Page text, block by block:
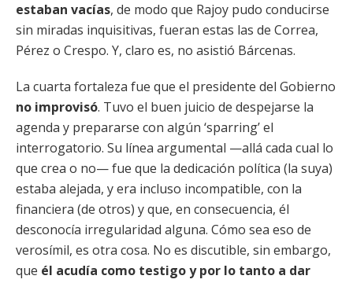
estaban vacías, de modo que Rajoy pudo conducirse
sin miradas inquisitivas, fueran estas las de Correa,
Pérez o Crespo. Y, claro es, no asistió Bárcenas.
La cuarta fortaleza fue que el presidente del Gobierno
no improvisó. Tuvo el buen juicio de despejarse la
agenda y prepararse con algún ‘sparring’ el
interrogatorio. Su línea argumental —allá cada cual lo
que crea o no— fue que la dedicación política (la suya)
estaba alejada, y era incluso incompatible, con la
financiera (de otros) y que, en consecuencia, él
desconocía irregularidad alguna. Cómo sea eso de
verosímil, es otra cosa. No es discutible, sin embargo,
que él acudía como testigo y por lo tanto a dar